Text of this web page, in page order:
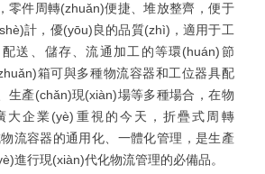
，零件周轉(zhuǎn)便捷、堆放整齊，便于
計，優(yōu)良的品質(zhì)，適用于工
送、儲存、流通加工的等環(huán)節
(zhuǎn)箱可與多種物流容器和工位器具配
、生產(chǎn)現(xiàn)場等多種場合，在物
大企業(yè)重視的今天，折疊式周轉
容器的通用化、一體化管理，是生產
進行現(xiàn)代化物流管理的必備品。